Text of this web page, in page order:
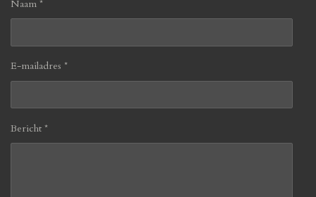
Naam *
E-mailadres *
Bericht *